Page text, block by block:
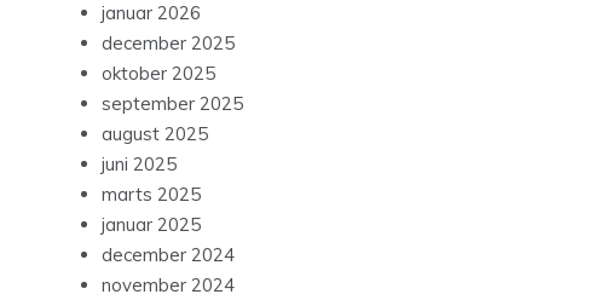
januar 2026
december 2025
oktober 2025
september 2025
august 2025
juni 2025
marts 2025
januar 2025
december 2024
november 2024